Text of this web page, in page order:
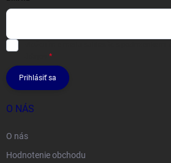
Prihlásiť sa
O NÁS
O nás
Hodnotenie obchodu